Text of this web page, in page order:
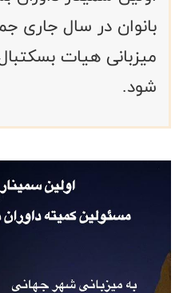
بانوان در سال جاری
میزبانی هیات
شود.